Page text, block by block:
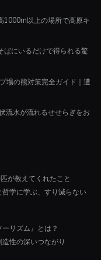
1000m以上の場所で高原キ
ばにいるだけで得られる驚
場の熊対策完全ガイド｜遭
流水が流れるせせらぎをお
が教えてくれたこと
学に学ぶ、すり減らない
リズム』とは？
性の深いつながり